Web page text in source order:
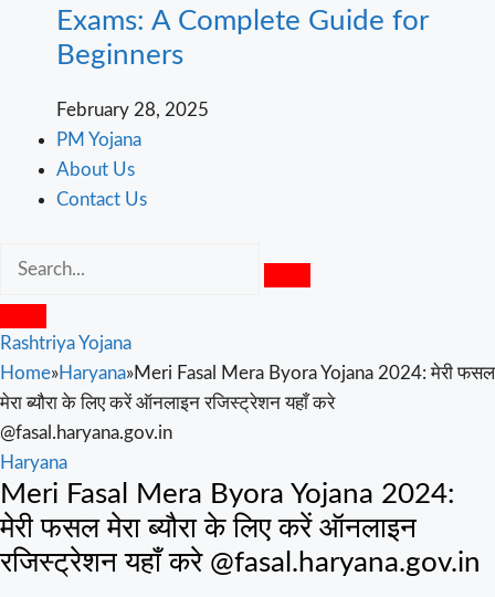
Exams: A Complete Guide for
Beginners
February 28, 2025
PM Yojana
About Us
Contact Us
Rashtriya Yojana
Home»Haryana»Meri Fasal Mera Byora Yojana 2024: मेरी फसल
मेरा ब्यौरा के लिए करें ऑनलाइन रजिस्ट्रेशन यहाँ करे
@fasal.haryana.gov.in
Haryana
Meri Fasal Mera Byora Yojana 2024:
मेरी फसल मेरा ब्यौरा के लिए करें ऑनलाइन
रजिस्ट्रेशन यहाँ करे @fasal.haryana.gov.in